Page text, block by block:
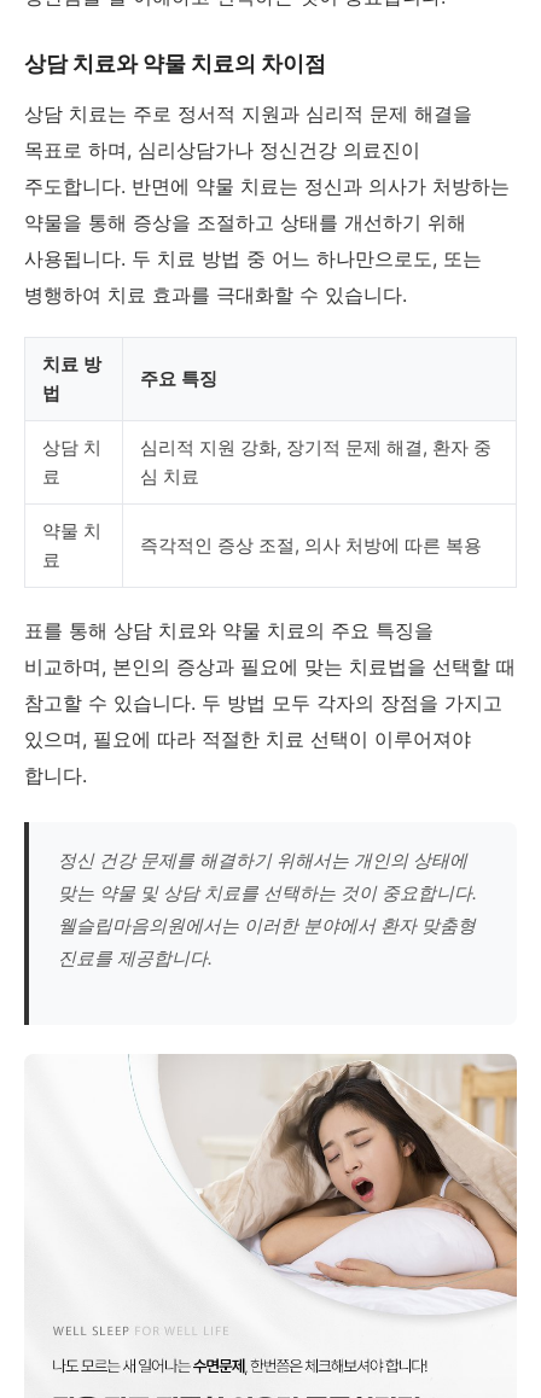
상담 치료와 약물 치료의 차이점
상담 치료는 주로 정서적 지원과 심리적 문제 해결을
목표로 하며, 심리상담가나 정신건강 의료진이
주도합니다. 반면에 약물 치료는 정신과 의사가 처방하는
약물을 통해 증상을 조절하고 상태를 개선하기 위해
사용됩니다. 두 치료 방법 중 어느 하나만으로도, 또는
병행하여 치료 효과를 극대화할 수 있습니다.
치료 방
법
주요 특징
상담 치
료
심리적 지원 강화, 장기적 문제 해결, 환자 중
심 치료
약물 치
료
즉각적인 증상 조절, 의사 처방에 따른 복용
표를 통해 상담 치료와 약물 치료의 주요 특징을
비교하며, 본인의 증상과 필요에 맞는 치료법을 선택할 때
참고할 수 있습니다. 두 방법 모두 각자의 장점을 가지고
있으며, 필요에 따라 적절한 치료 선택이 이루어져야
합니다.
정신 건강 문제를 해결하기 위해서는 개인의 상태에
맞는 약물 및 상담 치료를 선택하는 것이 중요합니다.
웰슬립마음의원에서는 이러한 분야에서 환자 맞춤형
진료를 제공합니다.